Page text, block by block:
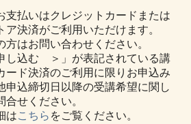
支払いはクレジットカードまたは
ア決済がご利用いただけます。
方はお問い合わせください。
し込む ＞」が表記されている講
ード決済のご利用に限りお申込み
申込締切日以降の受講希望に関し
せください。
はこちら をご覧ください。